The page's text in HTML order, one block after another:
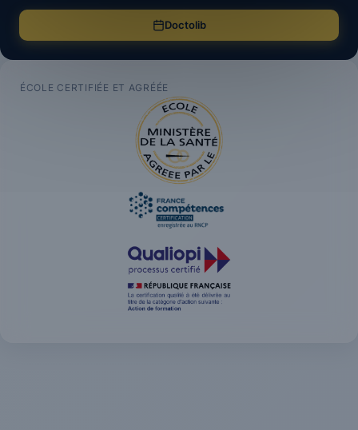
Doctolib
ÉCOLE CERTIFIÉE ET AGRÉÉE